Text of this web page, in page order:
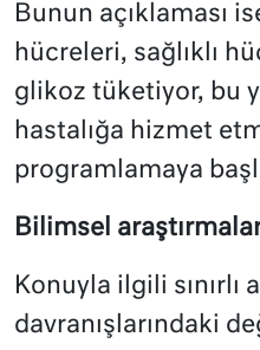
Bunun açıklaması
hücreleri, sağlıklı
glikoz tüketiyor, bu
hastalığa hizmet
programlamaya
Bilimsel
Konuyla ilgili sınırlı
davranışlarındaki